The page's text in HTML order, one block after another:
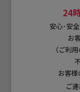
24
安心･安
お
（ご利
お客
ご